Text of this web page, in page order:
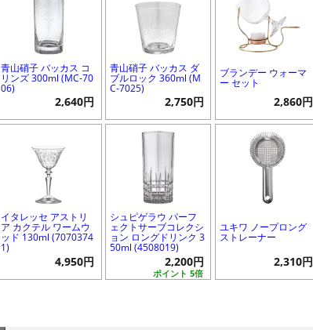
青山硝子 バッカス コ
リンズ 300ml (MC-70
06)
2,640円
青山硝子 バッカス ダ
ブルロック 360ml (M
C-7025)
2,750円
ブランデー ウォーマ
ー セット
2,860円
イタレッセ アストリ
ア カクテル ワームウ
ッド 130ml (7070374
1)
4,950円
シュピゲラウ パーフ
ェクトサーブコレクシ
ョン ロングドリンク 3
50ml (4508019)
ポイント 5倍
2,200円
ユキワ ノープロング
ストレーナー
2,310円